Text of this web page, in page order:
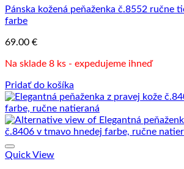
Pánska kožená peňaženka č.8552 ručne
farbe
69.00 €
Na sklade 8 ks - expedujeme ihneď
Pridať do košíka
Quick View